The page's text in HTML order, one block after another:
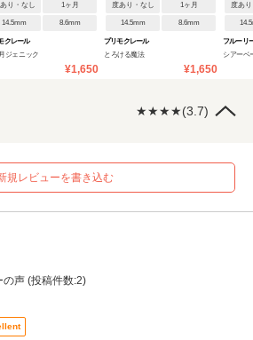
あり・なし 1ヶ月
14.5mm 8.6mm
クレール
ジェニック
¥1,650
度あり・なし 1ヶ月
14.5mm 8.6mm
プリモクレール
とろける魔法
¥1,650
度あ
フルーリ
シアーベ
★★★★(3.7)
規レビューを書き込む
の声 (投稿件数:2)